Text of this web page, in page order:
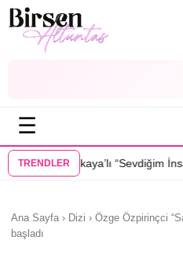
☰
TRENDLER
“Sevdiğim İnsanlar” filmine flaş
Ana Sayfa › Dizi › Özge Özpirinçci
başladı